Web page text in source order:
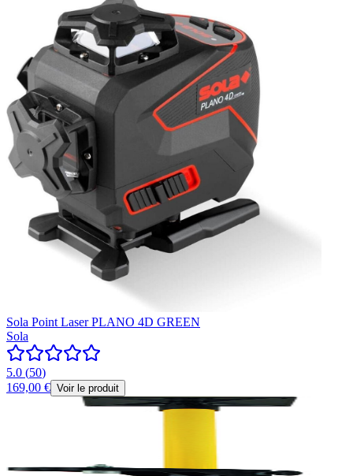
Sola Point Laser PLANO 4D GREEN
Sola
5.0 (50)
169,00 € Voir le produit